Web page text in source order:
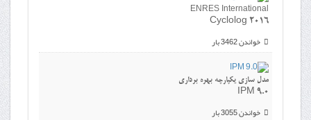
ENRES International
Cyclolog 2016
خواندن 3462 بار
مدل سازی یکپارچه بهره برداری
IPM 9.0
خواندن 3055 بار